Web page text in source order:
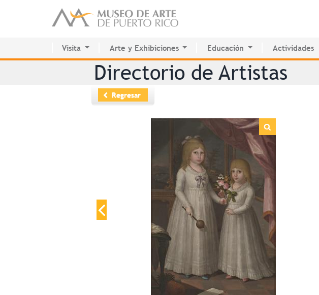
Visita
Planifica tu visita
Colección Permanente
Calendario de actividades
Arte y Exhibiciones
Exhibiciones actuales
Futuras
Pasadas
Colección Permanente
Educación
Centro de Innovación Educativa
Sala de Estudio e Investigación
Internados
Actividades
Directorio de Artistas
Regresar